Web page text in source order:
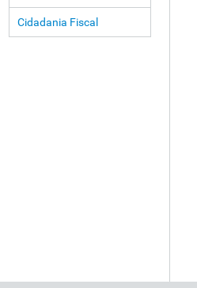
Cidadania Fiscal